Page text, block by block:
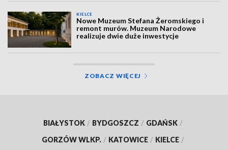
KIELCE
Nowe Muzeum Stefana Żeromskiego i
remont murów. Muzeum Narodowe
realizuje dwie duże inwestycje
ZOBACZ WIĘCEJ
BIAŁYSTOK / BYDGOSZCZ / GDAŃSK /
GORZÓW WLKP. / KATOWICE / KIELCE /